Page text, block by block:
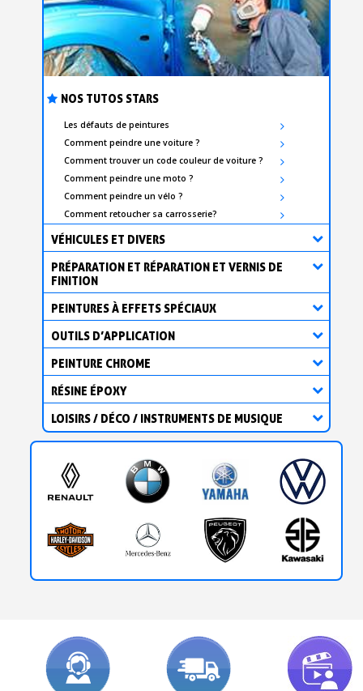
NOS TUTOS STARS
Les défauts de peintures
Comment peindre une voiture ?
Comment trouver un code couleur de voiture ?
Comment peindre une moto ?
Comment peindre un vélo ?
Comment retoucher sa carrosserie?
VÉHICULES ET DIVERS
PRÉPARATION ET RÉPARATION ET VERNIS DE
FINITION
PEINTURES À EFFETS SPÉCIAUX
OUTILS D’APPLICATION
PEINTURE CHROME
RÉSINE ÉPOXY
LOISIRS / DÉCO / INSTRUMENTS DE MUSIQUE